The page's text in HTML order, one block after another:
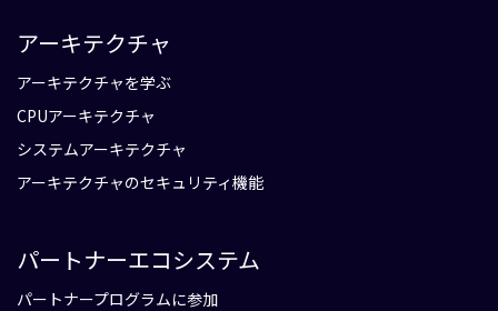
アーキテクチャ
アーキテクチャを学ぶ
CPUアーキテクチャ
システムアーキテクチャ
アーキテクチャのセキュリティ機能
パートナーエコシステム
パートナープログラムに参加